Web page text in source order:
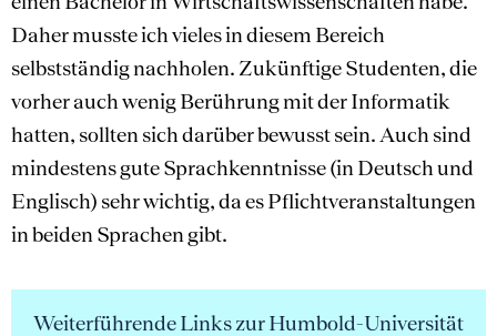
Daher musste ich vieles in diesem Bereich
selbstständig nachholen. Zukünftige Studenten, die
vorher auch wenig Berührung mit der Informatik
hatten, sollten sich darüber bewusst sein. Auch sind
mindestens gute Sprachkenntnisse (in Deutsch und
Englisch) sehr wichtig, da es Pflichtveranstaltungen
in beiden Sprachen gibt.
Weiterführende Links zur Humbold-Universität